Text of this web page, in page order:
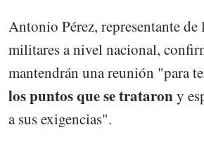
Antonio Pérez, representante de
militares a nivel nacional,
mantendrán una reunión "para
los puntos que se tratarony
a sus exigencias".